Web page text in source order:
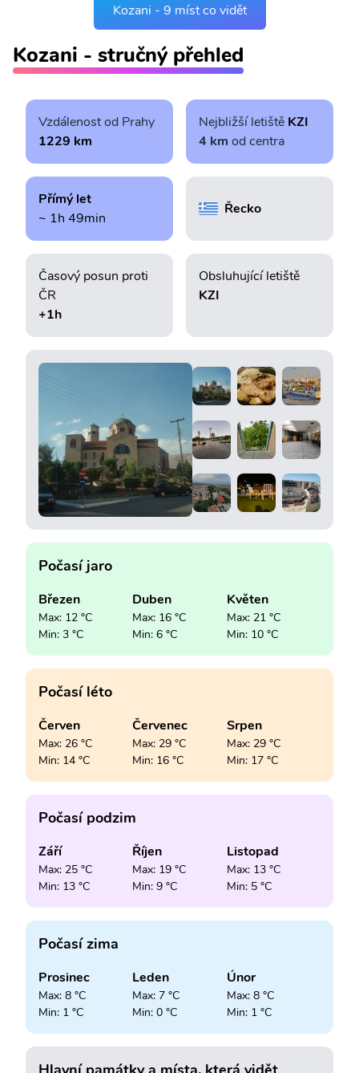
Kozani - 9 míst co vidět
Kozani - stručný přehled
Vzdálenost od Prahy
1229 km
Nejbližší letiště KZI
4 km od centra
Přímý let
~ 1h 49min
Řecko
Časový posun proti
ČR
+1h
Obsluhující letiště
KZI
Počasí jaro
Březen
Max: 12 °C
Min: 3 °C
Duben
Max: 16 °C
Min: 6 °C
Květen
Max: 21 °C
Min: 10 °C
Počasí léto
Červen
Max: 26 °C
Min: 14 °C
Červenec
Max: 29 °C
Min: 16 °C
Srpen
Max: 29 °C
Min: 17 °C
Počasí podzim
Září
Max: 25 °C
Min: 13 °C
Říjen
Max: 19 °C
Min: 9 °C
Listopad
Max: 13 °C
Min: 5 °C
Počasí zima
Prosinec
Max: 8 °C
Min: 1 °C
Leden
Max: 7 °C
Min: 0 °C
Únor
Max: 8 °C
Min: 1 °C